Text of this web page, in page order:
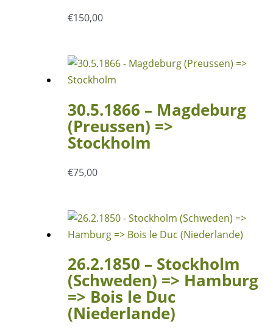
€150,00
30.5.1866 – Magdeburg
(Preussen) =>
Stockholm
€75,00
26.2.1850 – Stockholm
(Schweden) => Hamburg
=> Bois le Duc
(Niederlande)